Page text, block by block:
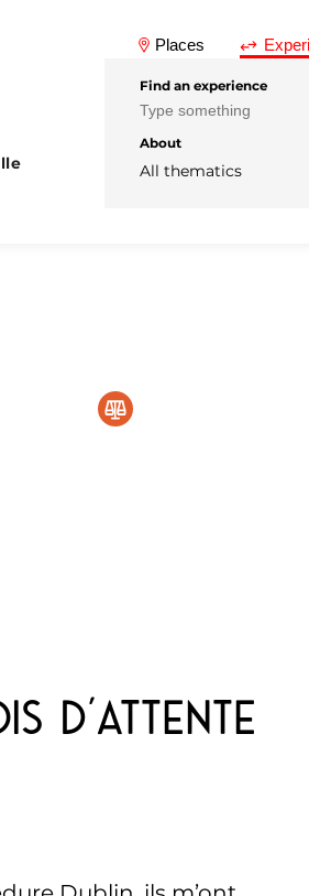
Places
Find an experience
About
All thematics
d’attente